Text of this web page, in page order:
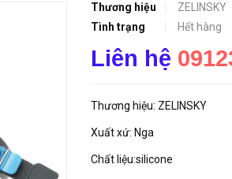
Thương hiệu
ZELINSKY
Tình trạng
Hết hàng
Liên hệ
Thương hiệu: ZELINSKY
Xuất xứ: Nga
Chất liệu:silicone